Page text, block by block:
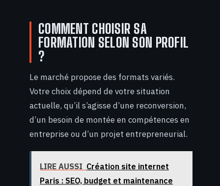
COMMENT CHOISIR SA
FORMATION SELON SON PROFIL
?
Le marché propose des formats variés.
Votre choix dépend de votre situation
actuelle, qu’il s’agisse d’une reconversion,
d’un besoin de montée en compétences en
entreprise ou d’un projet entrepreneurial.
LIRE AUSSI Création site internet
Paris : SEO, budget et maintenance